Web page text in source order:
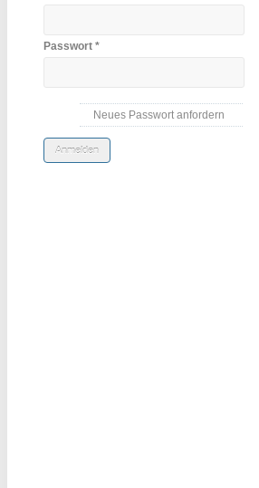
Passwort *
Neues Passwort anfordern